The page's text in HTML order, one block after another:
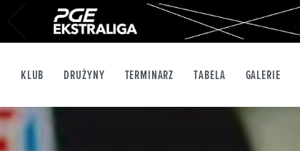
KLUB DRUŻYNY TERMINARZ TABELA GALERIE